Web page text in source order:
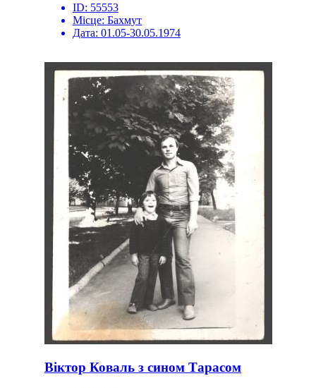
ID: 55553
Місце: Бахмут
Дата: 01.05-30.05.1974
Віктор Коваль з сином Тарасом